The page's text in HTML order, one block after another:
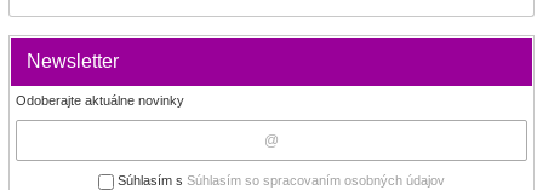
Newsletter
Odoberajte aktuálne novinky
Súhlasím s Súhlasím so spracovaním osobných údajov